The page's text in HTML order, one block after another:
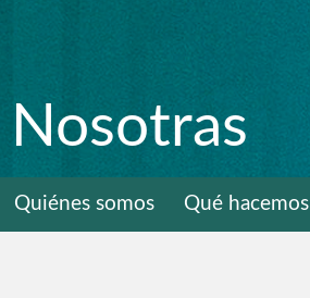
Nosotras
Quiénes somos Qué hacemos